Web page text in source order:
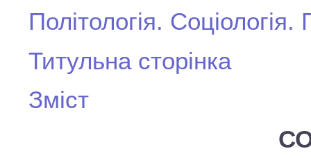
Політологія.
Титульна сторінка
Зміст